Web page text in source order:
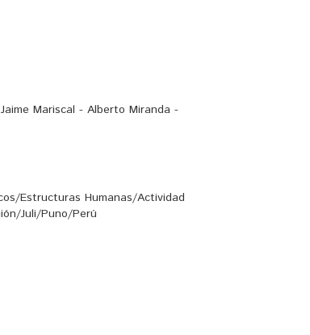
Mariscal - Alberto Miranda -
Estructuras Humanas/Actividad
Juli/Puno/Perú